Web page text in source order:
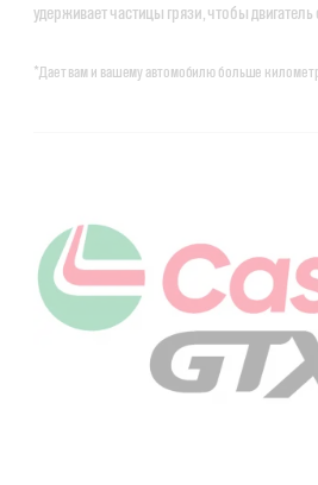
удерживает частицы грязи, чтобы
*Дает вам и вашему автомобилю больше